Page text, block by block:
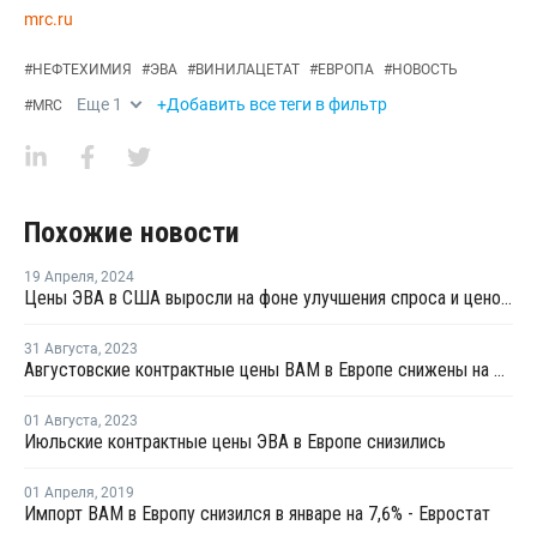
mrc.ru
#НЕФТЕХИМИЯ #ЭВА #ВИНИЛАЦЕТАТ #ЕВРОПА #НОВОСТЬ
#MRC Еще 1 +Добавить все теги в фильтр
Похожие новости
19 Апреля, 2024
Цены ЭВА в США выросли на фоне улучшения спроса и ценового давления
31 Августа, 2023
Августовские контрактные цены ВАМ в Европе снижены на EUR80 за тонну
01 Августа, 2023
Июльские контрактные цены ЭВА в Европе снизились
01 Апреля, 2019
Импорт ВАМ в Европу снизился в январе на 7,6% - Евростат